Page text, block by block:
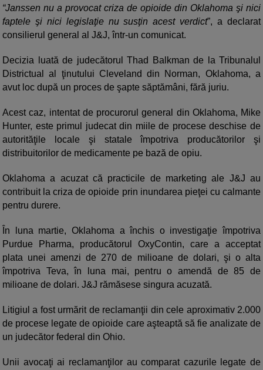
“Janssen nu a provocat criza de opioide din Oklahoma şi nici
faptele şi nici legislaţie nu susţin acest verdict”, a declarat
consilierul general al J&J, într-un comunicat.
Decizia luată de judecătorul Thad Balkman de la Tribunalul
Districtual al ţinutului Cleveland din Norman, Oklahoma, a
avut loc după un proces de şapte săptămâni, fără juriu.
Acest caz, intentat de procurorul general din Oklahoma, Mike
Hunter, este primul judecat din miile de procese deschise de
autorităţile locale şi statale împotriva producătorilor şi
distribuitorilor de medicamente pe bază de opiu.
Oklahoma a acuzat că practicile de marketing ale J&J au
contribuit la criza de opioide prin inundarea pieţei cu calmante
pentru durere.
În luna martie, Oklahoma a închis o investigaţie împotriva
Purdue Pharma, producătorul OxyContin, care a acceptat
plata unei amenzi de 270 de milioane de dolari, şi o alta
împotriva Teva, în luna mai, pentru o amendă de 85 de
milioane de dolari. J&J rămăsese singura acuzată.
Litigiul a fost urmărit de reclamanţii din cele aproximativ 2.000
de procese legate de opioide care aşteaptă să fie analizate de
un judecător federal din Ohio.
Unii avocaţi ai reclamanţilor au comparat cazurile legate de